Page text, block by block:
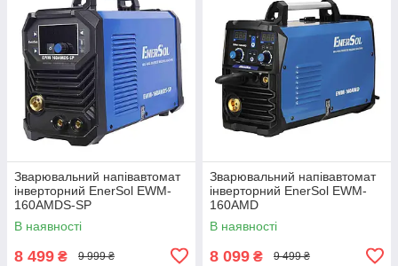
Зварювальний напівавтомат
інверторний EnerSol EWM-
160AMDS-SP
В наявності
8 499 ₴ 9 999 ₴
Зварювальний напівавтомат
інверторний EnerSol EWM-
160AMD
В наявності
8 099 ₴ 9 499 ₴